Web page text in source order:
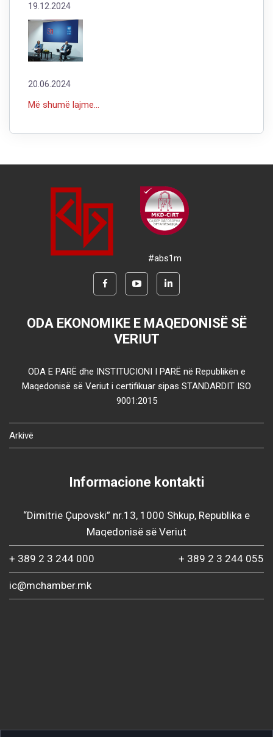
19.12.2024
20.06.2024
Më shumë lajme...
#abs1m
ODA EKONOMIKE E MAQEDONISË SË
VERIUT
ODA E PARË dhe INSTITUCIONI I PARË në Republikën e
Maqedonisë së Veriut i certifikuar sipas STANDARDIT ISO
9001:2015
Arkivë
Informacione kontakti
“Dimitrie Çupovski” nr.13, 1000 Shkup, Republika e
Maqedonisë së Veriut
+ 389 2 3 244 000 + 389 2 3 244 055
ic@mchamber.mk